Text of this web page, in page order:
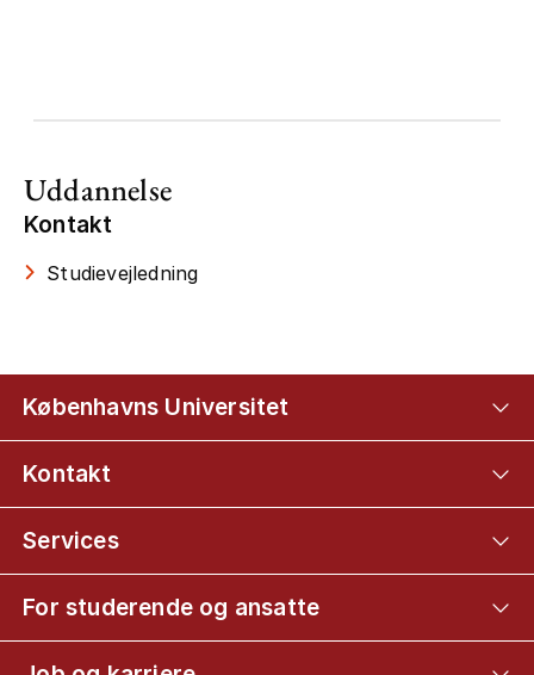
Uddannelse
Kontakt
Studievejledning
Københavns Universitet
Kontakt
Services
For studerende og ansatte